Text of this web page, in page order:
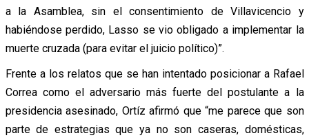
a la Asamblea, sin el consentimiento de Villavicencio y
habiéndose perdido, Lasso se vio obligado a implementar la
muerte cruzada (para evitar el juicio político)”.
Frente a los relatos que se han intentado posicionar a Rafael
Correa como el adversario más fuerte del postulante a la
presidencia asesinado, Ortíz afirmó que “me parece que son
parte de estrategias que ya no son caseras, domésticas,